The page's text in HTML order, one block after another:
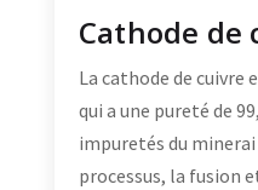
Cathode de
La cathode de cuivre
qui a une pureté de
impuretés du
processus, la fusion